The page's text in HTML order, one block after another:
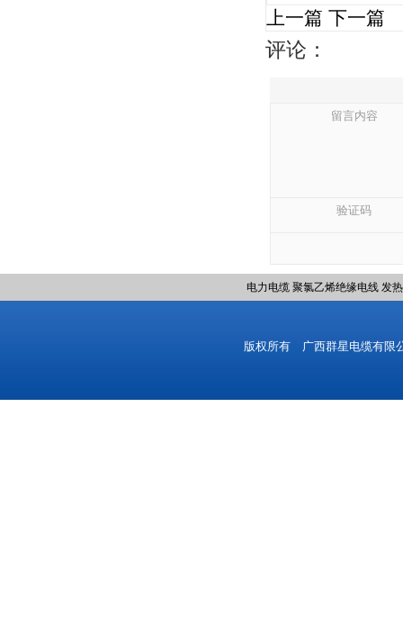
上一篇 下一篇
评论：
留言内容
验证码
电力电缆 聚氯乙烯绝缘电线 发
版权所有 广西群星电缆有限